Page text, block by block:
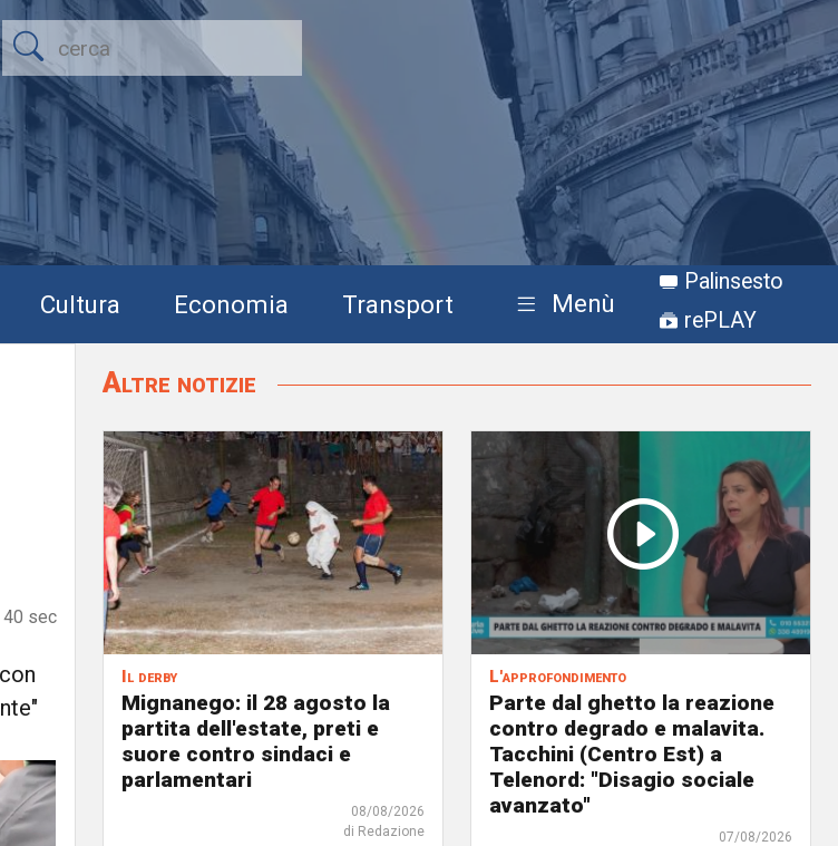
Cultura Economia Transport Menù
Palinsesto
rePLAY
40 sec
Altre notizie
Il derby
Mignanego: il 28 agosto la
partita dell'estate, preti e
suore contro sindaci e
parlamentari
08/08/2026
di Redazione
L'approfondimento
Parte dal ghetto la reazione
contro degrado e malavita.
Tacchini (Centro Est) a
Telenord: "Disagio sociale
avanzato"
07/08/2026